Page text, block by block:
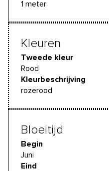
1 meter
Kleuren
Tweede kleur
Rood
Kleurbeschrijving
rozerood
Bloeitijd
Begin
Juni
Eind